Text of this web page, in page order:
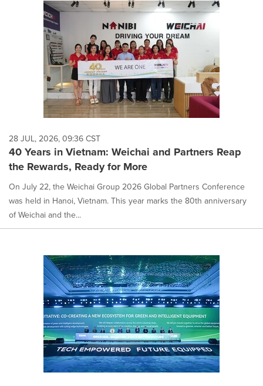
28 JUL, 2026, 09:36 CST
40 Years in Vietnam: Weichai and Partners Reap
the Rewards, Ready for More
On July 22, the Weichai Group 2026 Global Partners Conference
was held in Hanoi, Vietnam. This year marks the 80th anniversary
of Weichai and the...